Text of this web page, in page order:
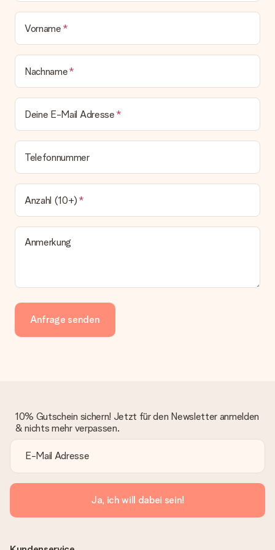
Vorname
Nachname
Deine E-Mail Adresse
Telefonnummer
Anzahl (10+)
Anmerkung
Anfrage senden
10% Gutschein sichern! Jetzt für den Newsletter anmelden
& nichts mehr verpassen.
Ja, ich will dabei sein!